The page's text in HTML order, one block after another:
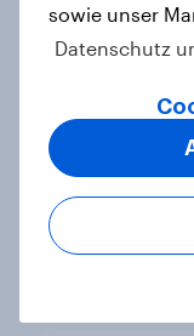
Artikel
YouGov
vorn +++
Union und
Jahren
Artikel
sowie unser
Datenschutz